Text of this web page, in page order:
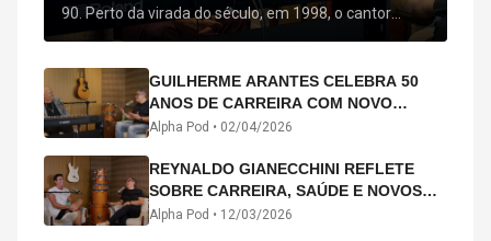
MAIS
90. Perto da virada do século, em 1998, o cantor
estreou oficialmente com o seu primeiro disco, "A
acompanham até hoje, quase trinta anos mais tarde:
"Bem Querer" e "Minha Menina". Em 2026, o astro
segue com o […]
GUILHERME ARANTES CELEBRA 50
ANOS DE CARREIRA COM NOVO
ÁLBUM INTERDIMENSIONAL E TURNÊ
Alpha Pod • 02/04/2026
REYNALDO GIANECCHINI REFLETE
SOBRE CARREIRA, SAÚDE E NOVOS
CAMINHOS ARTÍSTICOS NO ALPHA
Alpha Pod • 12/03/2026